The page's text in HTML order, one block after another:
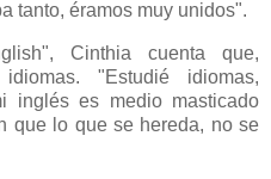
tanto, éramos muy unidos".
Cinthia cuenta que,
"Estudié idiomas,
inglés es medio masticado
que lo que se hereda, no se